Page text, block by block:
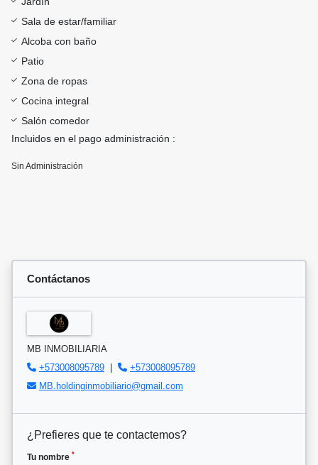
Sala de estar/familiar
Alcoba con baño
Patio
Zona de ropas
Cocina integral
Salón comedor
Incluidos en el pago administración :
Sin Administración
Contáctanos
MB INMOBILIARIA
+573008095789 |
+573008095789
MB.holdinginmobiliario@gmail.com
¿Prefieres que te contactemos?
Tu nombre *